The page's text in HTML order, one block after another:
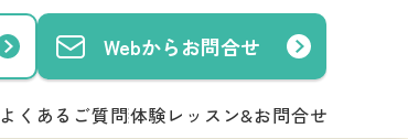
よくあるご質問体験レッスン&お問合せ
Webからお問合せ